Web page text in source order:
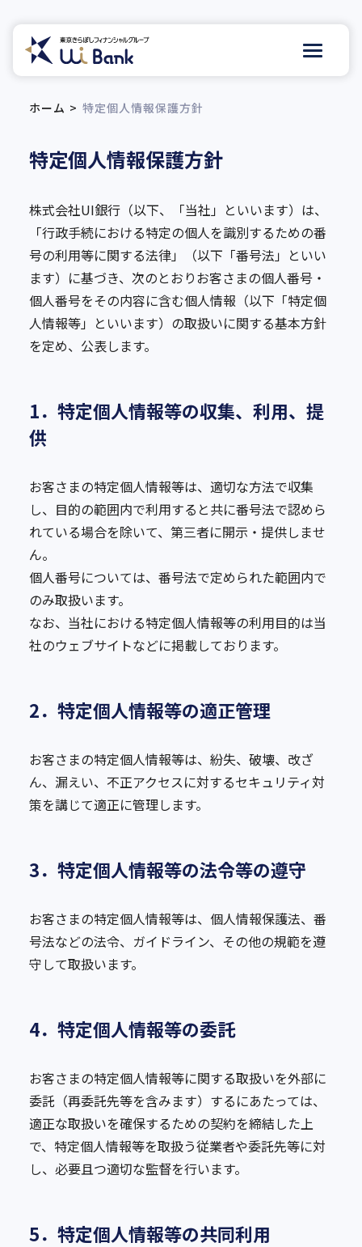
ホーム 特定個人情報保護方針
特定個人情報保護方針
株式会社UI銀行（以下、「当社」といいます）は、
「行政手続における特定の個人を識別するための番
号の利用等に関する法律」（以下「番号法」といい
ます）に基づき、次のとおりお客さまの個人番号・
個人番号をその内容に含む個人情報（以下「特定個
人情報等」といいます）の取扱いに関する基本方針
を定め、公表します。
1．特定個人情報等の収集、利用、提
供
お客さまの特定個人情報等は、適切な方法で収集
し、目的の範囲内で利用すると共に番号法で認めら
れている場合を除いて、第三者に開示・提供しませ
ん。
個人番号については、番号法で定められた範囲内で
のみ取扱います。
なお、当社における特定個人情報等の利用目的は当
社のウェブサイトなどに掲載しております。
2．特定個人情報等の適正管理
お客さまの特定個人情報等は、紛失、破壊、改ざ
ん、漏えい、不正アクセスに対するセキュリティ対
策を講じて適正に管理します。
3．特定個人情報等の法令等の遵守
お客さまの特定個人情報等は、個人情報保護法、番
号法などの法令、ガイドライン、その他の規範を遵
守して取扱います。
4．特定個人情報等の委託
お客さまの特定個人情報等に関する取扱いを外部に
委託（再委託先等を含みます）するにあたっては、
適正な取扱いを確保するための契約を締結した上
で、特定個人情報等を取扱う従業者や委託先等に対
し、必要且つ適切な監督を行います。
5．特定個人情報等の共同利用